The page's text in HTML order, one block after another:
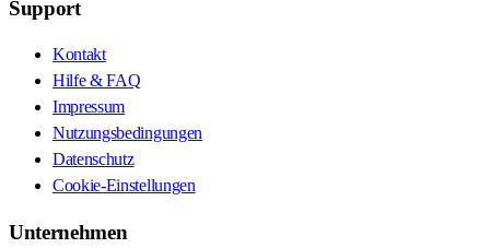
Support
Kontakt
Hilfe & FAQ
Impressum
Nutzungsbedingungen
Datenschutz
Cookie-Einstellungen
Unternehmen